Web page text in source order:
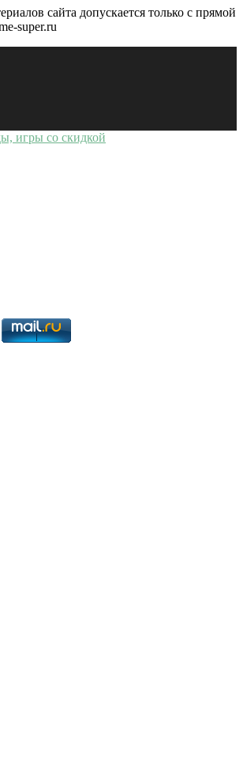
сайта допускается только с прямой
super.ru